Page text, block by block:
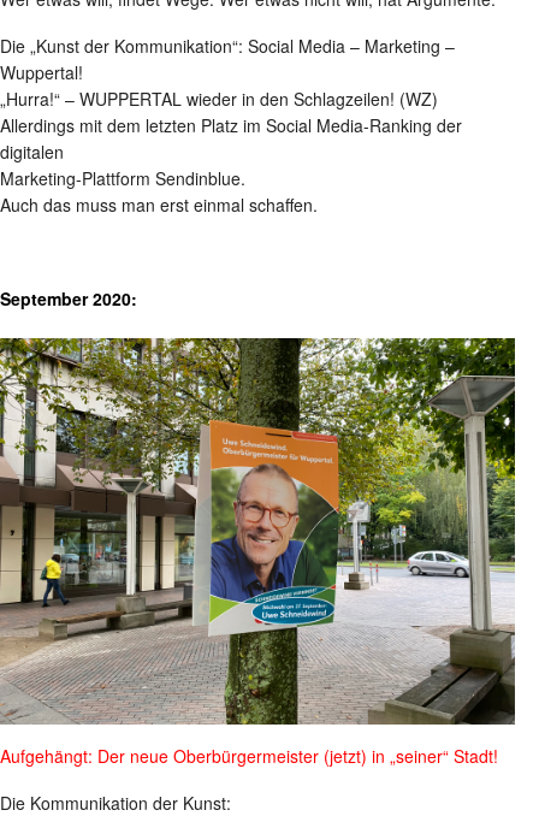
Die „Kunst der Kommunikation“: Social Media – Marketing –
Wuppertal!
„Hurra!“ – WUPPERTAL wieder in den Schlagzeilen! (WZ)
Allerdings mit dem letzten Platz im Social Media-Ranking der
digitalen
Marketing-Plattform Sendinblue.
Auch das muss man erst einmal schaffen.
September 2020:
Aufgehängt: Der neue Oberbürgermeister (jetzt) in „seiner“ Stadt!
Die Kommunikation der Kunst: